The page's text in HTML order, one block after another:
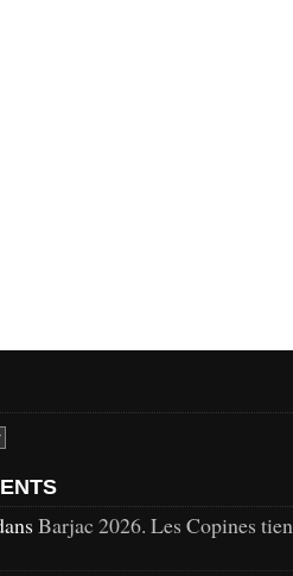
Barjac 2026. Les Copines